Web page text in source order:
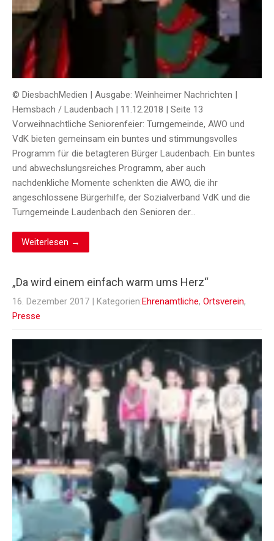
© DiesbachMedien | Ausgabe: Weinheimer Nachrichten |
Hemsbach / Laudenbach | 11.12.2018 | Seite 13
Vorweihnachtliche Seniorenfeier: Turngemeinde, AWO und
VdK bieten gemeinsam ein buntes und stimmungsvolles
Programm für die betagteren Bürger Laudenbach. Ein buntes
und abwechslungsreiches Programm, aber auch
nachdenkliche Momente schenkten die AWO, die ihr
angeschlossene Bürgerhilfe, der Sozialverband VdK und die
Turngemeinde Laudenbach den Senioren der…
Weiterlesen →
„Da wird einem einfach warm ums Herz“
16. Dezember 2017 | Kategorien:Ehrenamtliche, Ortsverein,
Presse